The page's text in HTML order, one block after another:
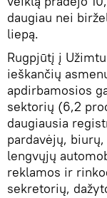
daugiau nei
liepą.
Rugpjūtį į
ieškančių
apdirbamosios
sektorių (6,2
daugiausia
pardavėjų,
lengvųjų
reklamos ir
sekretorių,